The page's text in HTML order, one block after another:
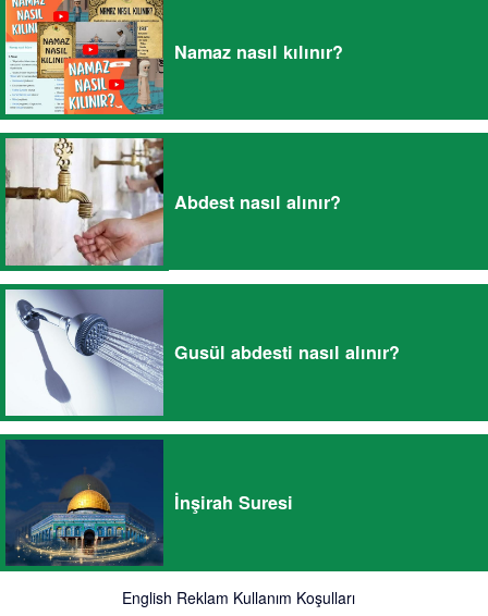
Namaz nasıl kılınır?
Abdest nasıl alınır?
Gusül abdesti nasıl alınır?
İnşirah Suresi
English Reklam Kullanım Koşulları